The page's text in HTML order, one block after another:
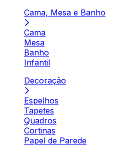
Cama, Mesa e Banho
Cama
Mesa
Banho
Infantil
Decoração
Espelhos
Tapetes
Quadros
Cortinas
Papel de Parede